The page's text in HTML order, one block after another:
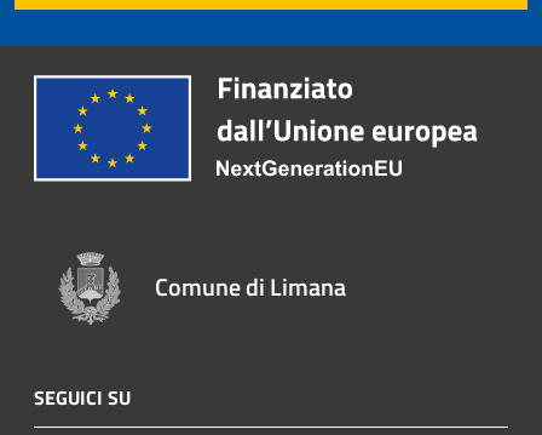
Comune di Limana
SEGUICI SU